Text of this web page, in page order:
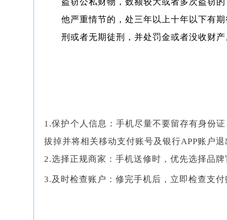
他严重情节的，处三年以上十年以下有
刑或者无期徒刑，并处罚金或者没收财产
1.保护个人信息：手机尽量不要留存有身份
拔掉并将相关移动支付账号及银行APP账户
2.选择正规商家：手机送修时，优先选择品
3.及时检查账户：修完手机后，立即检查支